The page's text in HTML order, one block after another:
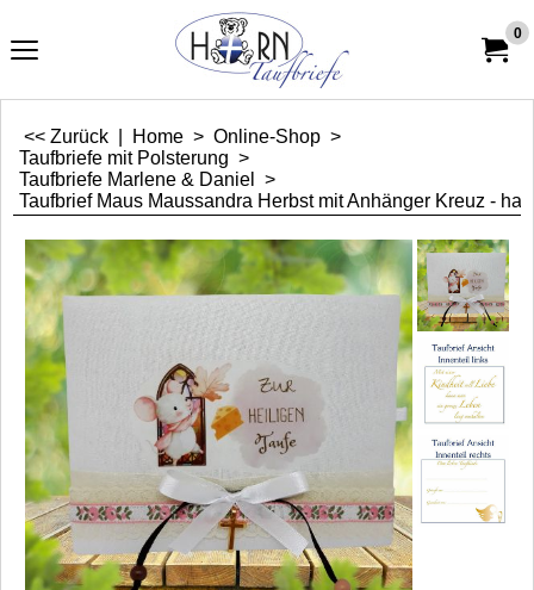
0
<< Zurück Home > Online-Shop >
Taufbriefe mit Polsterung >
Taufbriefe Marlene & Daniel
>
Taufbrief Maus Maussandra Herbst mit Anhänger Kreuz -